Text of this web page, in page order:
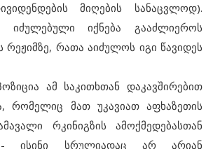
მიღების სანაცვლოდ).
იძულებული იქნება გააძლიეროს
რეჟიმზე, რათა აიძულოს იგი წავიდეს
ამ საკითხთან დაკავშირებით
რომელიც მათ უკავიათ აფხაზეთის
რკინიგზის ამოქმედებასთან
- ისინი სრულიადაც არ არიან